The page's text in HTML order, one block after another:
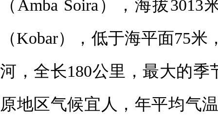
（Amba Soira），海拔
（Kobar），低于海平面75
河，全长180公里，最大的
原地区气候宜人，年平均气